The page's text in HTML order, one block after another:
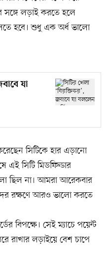
সঙ্গে লড়াই করতে হলে
হবে। শুধু এক অর্ধ ভালো
যা
সিটিকে হার এড়ানো
এই সিটি মিডফিল্ডার
ছিল না। আমরা আরেকবার
রক্ষণে আরও ভালো করতে
বিপক্ষে। সেই ম্যাচে পয়েন্ট
রাখার লড়াইয়ে বেশ চাপে